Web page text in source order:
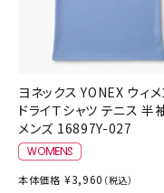
ヨネックス YONEX ウィ
ドライＴシャツ テニス 半
メンズ 16897Y-027
本体価格 ¥3,960 （税込）